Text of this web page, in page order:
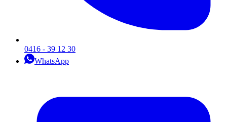
0416 - 39 12 30
WhatsApp